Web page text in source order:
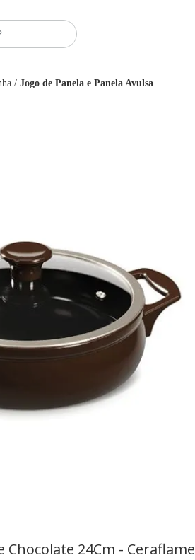
/ Jogo de Panela e Panela Avulsa
Chocolate 24Cm - Ceraflame